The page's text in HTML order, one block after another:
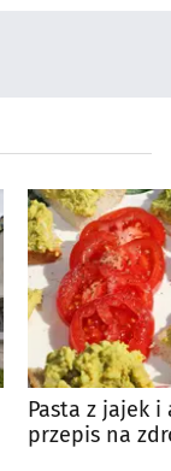
Pasta z jajek i
przepis na